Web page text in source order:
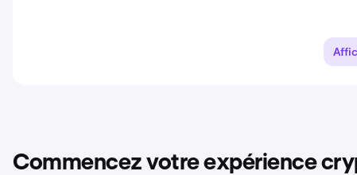
Commencez votre expérience